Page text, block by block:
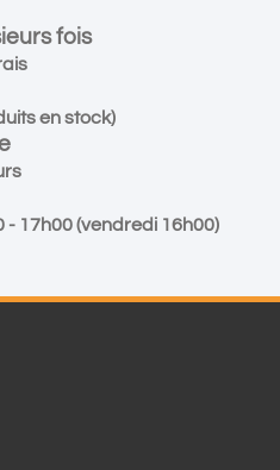
fois
en stock)
- 17h00 (vendredi 16h00)